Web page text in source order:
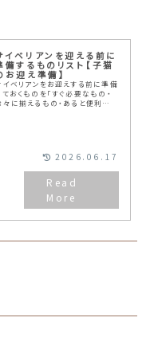
イベリアンを迎える前に
備するものリスト【子猫
お迎え準備】
イベリアンをお迎えする前に準備
ておくものを「すぐ必要なもの・
々に揃えるもの・あると便利な
2026.06.17